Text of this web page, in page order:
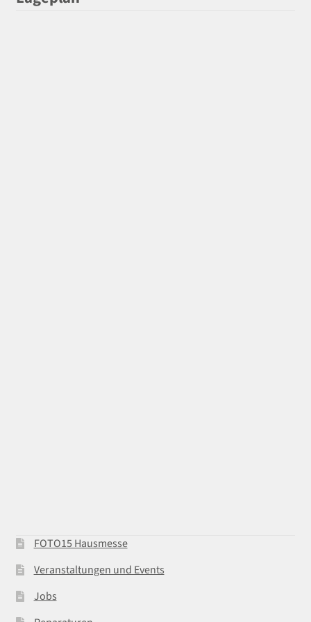
FOTO15 Hausmesse
Veranstaltungen und Events
Jobs